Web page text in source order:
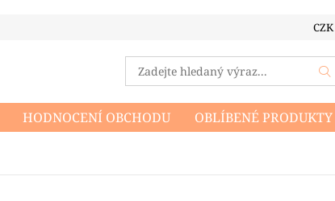
CZK
HODNOCENÍ OBCHODU
OBLÍBENÉ PRODUKTY